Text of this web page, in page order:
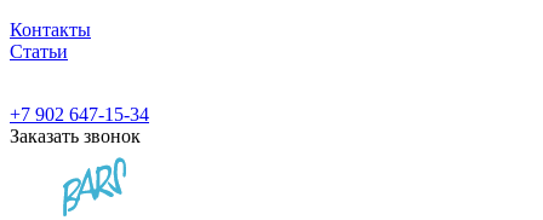
Контакты
Статьи
+7 902 647-15-34
Заказать звонок